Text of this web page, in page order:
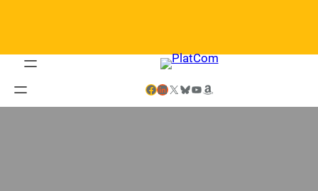
Facebook LinkedIn X Bluesky YouTube Amazon